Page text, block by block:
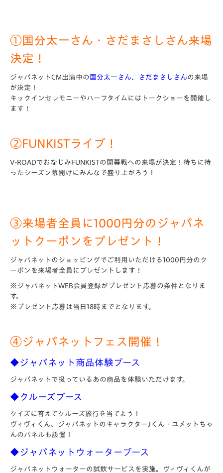
①国分太一さん・さだまさしさん来場
決定！
ジャパネットCM出演中の 国分太一さん、さだまさしさんの来場
が決定！
キックインセレモニーやハーフタイムにはトークショーを開催し
ます！
②FUNKISTライブ！
V-ROADでおなじみFUNKISTの開幕戦への来場が決定！待ちに待
ったシーズン幕開けにみんなで盛り上がろう！
③来場者全員に1000円分のジャパネ
ットクーポンをプレゼント！
ジャパネットのショッピングでご利用いただける1000円分のク
ーポンを来場者全員にプレゼントします！
※ジャパネットWEB会員登録がプレゼント応募の条件となりま
す。
※プレゼント応募は当日18時までとなります。
④ジャパネットフェス開催！
◆ジャパネット商品体験ブース
ジャパネットで扱っているあの商品を体験いただけます。
◆クルーズブース
クイズに答えてクルーズ旅行を当てよう！
ヴィヴィくん、ジャパネットのキャラクターJくん・ユメットちゃ
んのパネルも設置！
◆ジャパネットウォーターブース
ジャパネットウォーターの試飲サービスを実施。ヴィヴィくんが